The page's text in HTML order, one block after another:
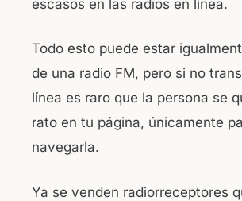
escasos en las radios en línea.
Todo esto puede estar
de una radio FM, pero si no
línea es raro que la persona se
rato en tu página, únicamente
navegarla.
Ya se venden radiorreceptores